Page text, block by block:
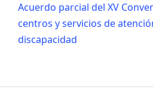
Acuerdo parcial del XV
centros y servicios de
discapacidad